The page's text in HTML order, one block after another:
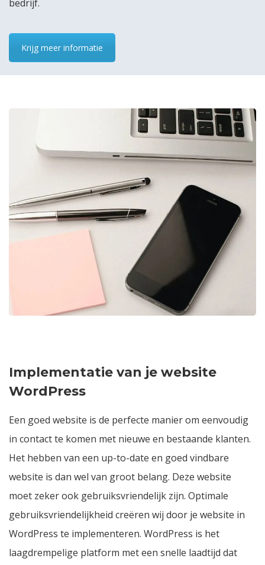
bedrijf.
Krijg meer informatie
Implementatie van je website
WordPress
Een goed website is de perfecte manier om eenvoudig
in contact te komen met nieuwe en bestaande klanten.
Het hebben van een up-to-date en goed vindbare
website is dan wel van groot belang. Deze website
moet zeker ook gebruiksvriendelijk zijn. Optimale
gebruiksvriendelijkheid creëren wij door je website in
WordPress te implementeren. WordPress is het
laagdrempelige platform met een snelle laadtijd dat